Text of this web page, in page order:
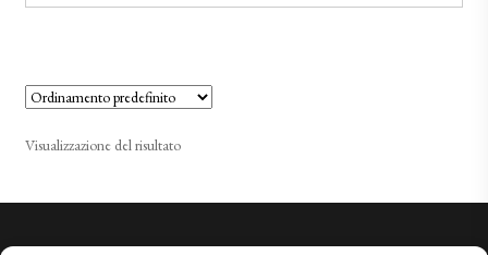
Visualizzazione del risultato